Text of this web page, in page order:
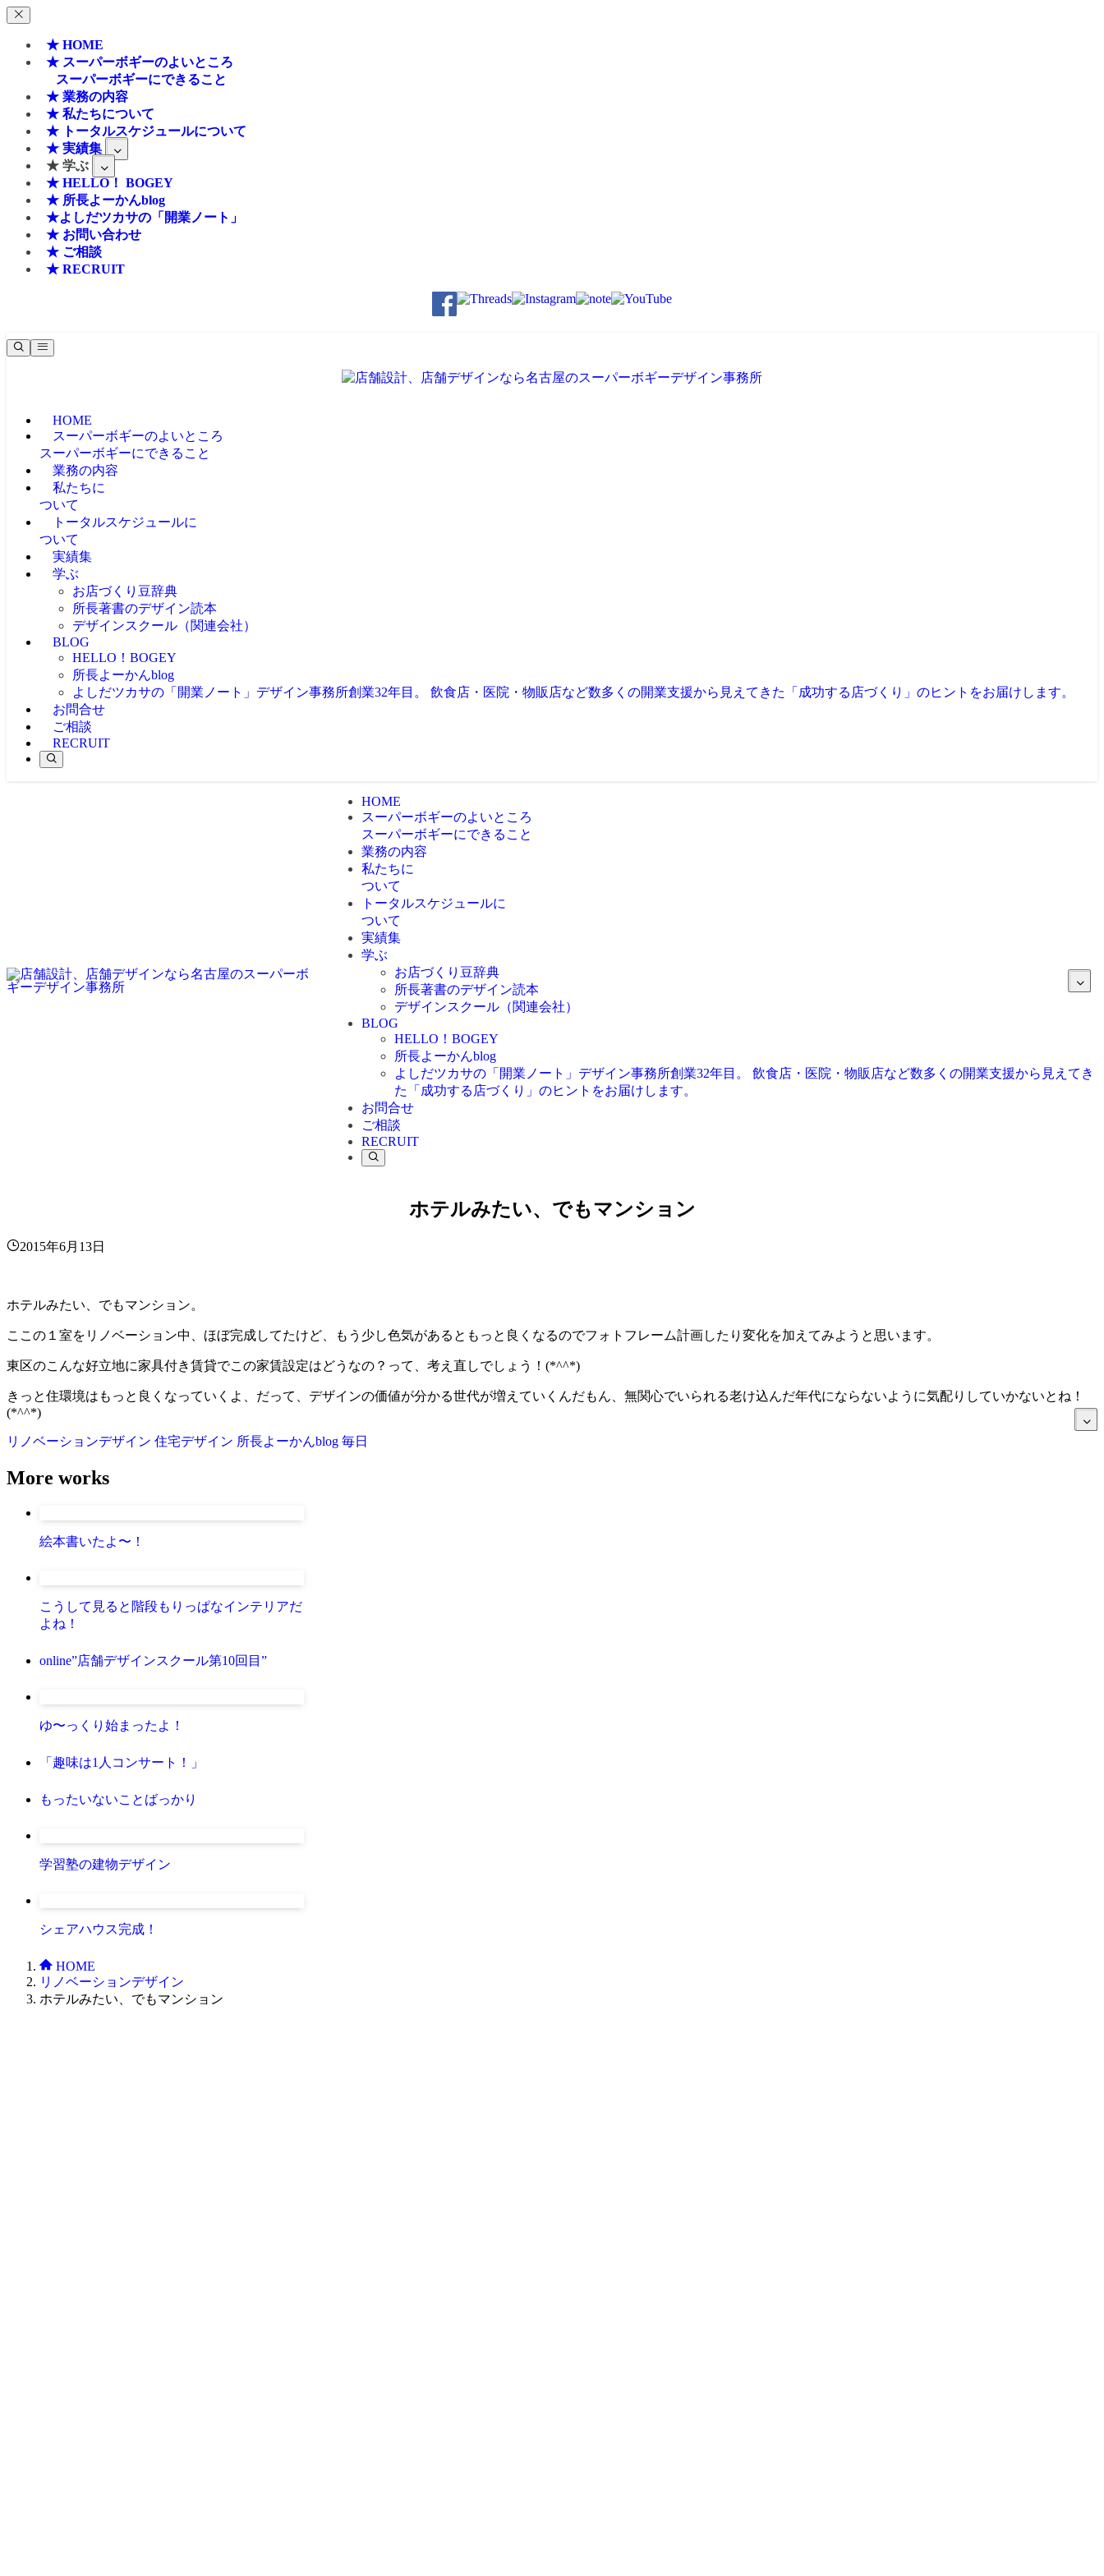
★ HOME
★ スーパーボギーのよいところ
スーパーボギーにできること
★ 業務の内容
★ 私たちについて
★ トータルスケジュールについて
★ 実績集
★ 学ぶ
★ HELLO！ BOGEY
★ 所長よーかんblog
★よしだツカサの「開業ノート」
★ お問い合わせ
★ ご相談
★ RECRUIT
HOME
スーパーボギーのよいところ
スーパーボギーにできること
業務の内容
私たちに
ついて
トータルスケジュールに
ついて
実績集
学ぶ
お店づくり豆辞典
所長著書のデザイン読本
デザインスクール（関連会社）
BLOG
HELLO！BOGEY
所長よーかんblog
よしだツカサの「開業ノート」 デザイン事務所創業32年目。 飲食店・医院・物販店など数多くの開業支援から見えてきた「成功する店づくり」のヒントをお届けします。
お問合せ
ご相談
RECRUIT
HOME
スーパーボギーのよいところ
スーパーボギーにできること
業務の内容
私たちに
ついて
トータルスケジュールに
ついて
実績集
学ぶ
お店づくり豆辞典
所長著書のデザイン読本
デザインスクール（関連会社）
BLOG
HELLO！BOGEY
所長よーかんblog
よしだツカサの「開業ノート」 デザイン事務所創業32年目。 飲食店・医院・物販店など数多くの開業支援から見えてき
た「成功する店づくり」のヒントをお届けします。
お問合せ
ご相談
RECRUIT
ホテルみたい、でもマンション
2015年6月13日
ホテルみたい、でもマンション。
ここの１室をリノベーション中、ほぼ完成してたけど、もう少し色気があるともっと良くなるのでフォトフレーム計画したり変化を加えてみようと思います。
東区のこんな好立地に家具付き賃貸でこの家賃設定はどうなの？って、考え直しでしょう！(*^^*)
きっと住環境はもっと良くなっていくよ、だって、デザインの価値が分かる世代が増えていくんだもん、無関心でいられる老け込んだ年代にならないように気配りしていかないとね！
(*^^*)
リノベーションデザイン 住宅デザイン 所長よーかんblog 毎日
More works
絵本書いたよ〜！
こうして見ると階段もりっぱなインテリアだ
よね！
online”店舗デザインスクール第10回目”
ゆ〜っくり始まったよ！
「趣味は1人コンサート！」
もったいないことばっかり
学習塾の建物デザイン
シェアハウス完成！
HOME
リノベーションデザイン
ホテルみたい、でもマンション